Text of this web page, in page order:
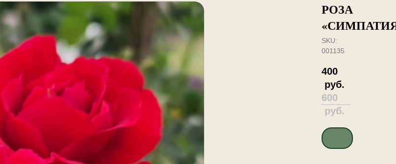
РОЗА
SKU:
001135
400
руб.
600
руб.
ДОБАВИТЬ В